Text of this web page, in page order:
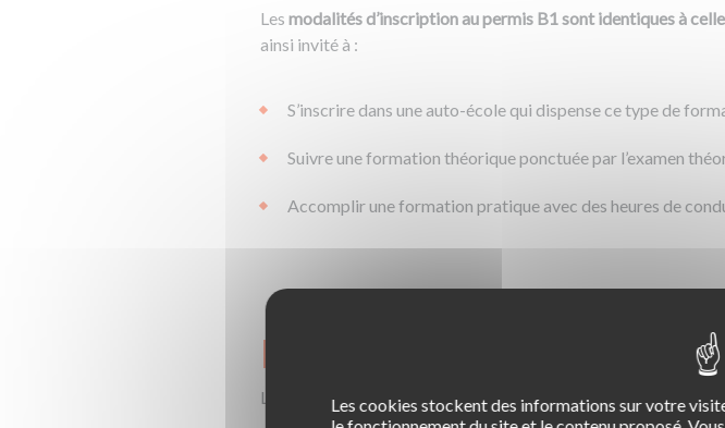
Les modalités d’inscription au permis B1 sont identiques à
ainsi invité à :
S’inscrire dans une auto-école qui dispense ce type de
Suivre une formation théorique ponctuée par l’examen
Accomplir une formation pratique avec des heures de
L’examen pratique du
Le déroulement de l’examen pratique du permis B1 diffère de
Les cookies stockent des informations sur votre